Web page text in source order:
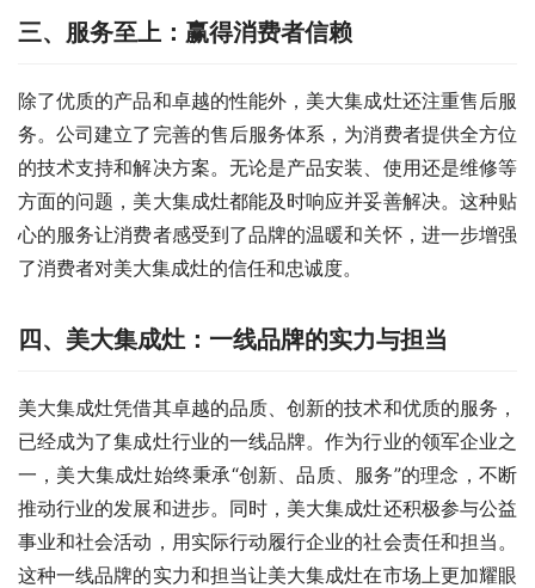
三、服务至上：赢得消费者信赖
除了优质的产品和卓越的性能外，美大集成灶还注重售后服
务。公司建立了完善的售后服务体系，为消费者提供全方位
的技术支持和解决方案。无论是产品安装、使用还是维修等
方面的问题，美大集成灶都能及时响应并妥善解决。这种贴
心的服务让消费者感受到了品牌的温暖和关怀，进一步增强
了消费者对美大集成灶的信任和忠诚度。
四、美大集成灶：一线品牌的实力与担当
美大集成灶凭借其卓越的品质、创新的技术和优质的服务，
已经成为了集成灶行业的一线品牌。作为行业的领军企业之
一，美大集成灶始终秉承“创新、品质、服务”的理念，不断
推动行业的发展和进步。同时，美大集成灶还积极参与公益
事业和社会活动，用实际行动履行企业的社会责任和担当。
这种一线品牌的实力和担当让美大集成灶在市场上更加耀眼